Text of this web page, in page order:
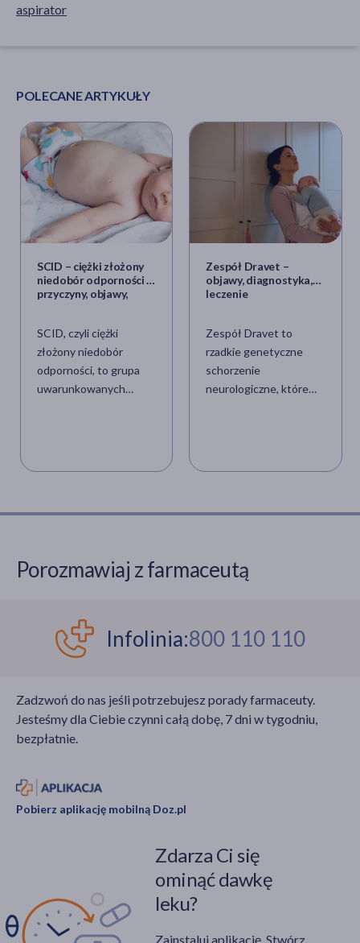
aspirator
POLECANE ARTYKUŁY
SCID – ciężki złożony
niedobór odporności –
przyczyny, objawy,
SCID, czyli ciężki
złożony niedobór
odporności, to grupa
uwarunkowanych
odpornościowych.
zagrożenia życia.
postępom w
transplantologii oraz
diagnozę w chorobę
uleczalną i dać małym
pacjentom szansę na
Poniższy artykuł
stanowi dogłębne
związanych z tą rzadką
jednostką chorobową.
Zespół Dravet –
objawy, diagnostyka,
leczenie
Zespół Dravet to
rzadkie genetyczne
schorzenie
neurologiczne, które
się opornymi na
mogą prowadzić do
rozwoju i deficytów
poznawczych.
Porozmawiaj z farmaceutą
Infolinia:800 110 110
Zadzwoń do nas jeśli potrzebujesz porady farmaceuty.
Jesteśmy dla Ciebie czynni całą dobę, 7 dni w tygodniu,
bezpłatnie.
Pobierz aplikację mobilną Doz.pl
Zdarza Ci się
ominąć dawkę
leku?
Zainstaluj aplikację. Stwórz